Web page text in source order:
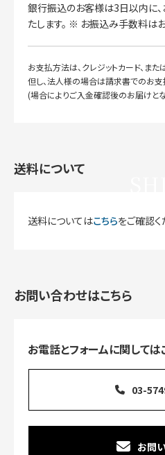
銀行振込のお客様は3日以内に
たします。 ※ お振込み手数料は
お支払方法は、クレジットカード、ま
但し、法人様の場合は請求書でのお支
(場合によりご入金確認後のお届けと
送料について
送料についてはこちらをご確認く
お問い合わせはこちら
お電話とフォームに関しては
03-
お問